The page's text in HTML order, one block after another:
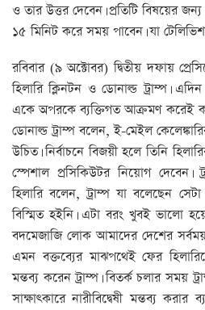
ও তার উত্তর দেবেন। প্রতিটি বিষয়ের
১৫ মিনিট করে সময় পাবেন। যা
রবিবার (৯ অক্টোবর) দ্বিতীয় দফায়
হিলারি ক্লিনটন ও ডোনাল্ড ট্রাম্প।
একে অপরকে ব্যক্তিগত আক্রমণ করেই
ডোনাল্ড ট্রাম্প বলেন, ই-মেইল
উচিত। নির্বাচনে বিজয়ী হলে তিনি
স্পেশাল প্রসিকিউটর নিয়োগ দেবেন।
হিলারি বলেন, ট্রাম্প যা বলেছেন
বিস্মিত হইনি। এটা বরং খুবই ভালো
বদমেজাজি লোক আমাদের দেশের সর্বময়
এমন বক্তব্যের মাঝপথেই ফের
মন্তব্য করেন ট্রাম্প। বিতর্ক চলার
সাক্ষাৎকারে নারীবিদ্বেষী মন্তব্য